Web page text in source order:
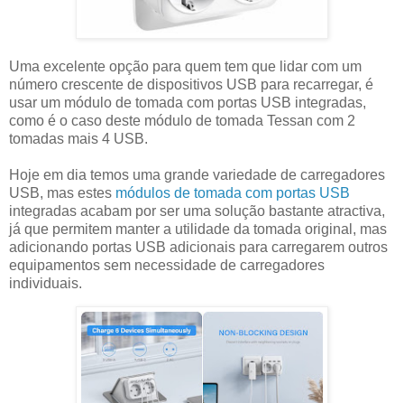
Uma excelente opção para quem tem que lidar com um
número crescente de dispositivos USB para recarregar, é
usar um módulo de tomada com portas USB integradas,
como é o caso deste módulo de tomada Tessan com 2
tomadas mais 4 USB.
Hoje em dia temos uma grande variedade de carregadores
USB, mas estes módulos de tomada com portas USB
integradas acabam por ser uma solução bastante atractiva,
já que permitem manter a utilidade da tomada original, mas
adicionando portas USB adicionais para carregarem outros
equipamentos sem necessidade de carregadores
individuais.